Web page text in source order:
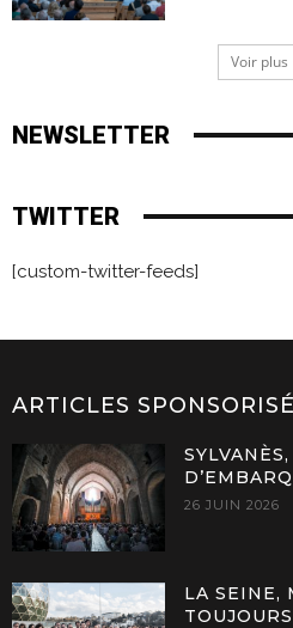
Voir plus
NEWSLETTER
TWITTER
[custom-twitter-feeds]
ARTICLES
26 JUIN 2026
LA SEINE,